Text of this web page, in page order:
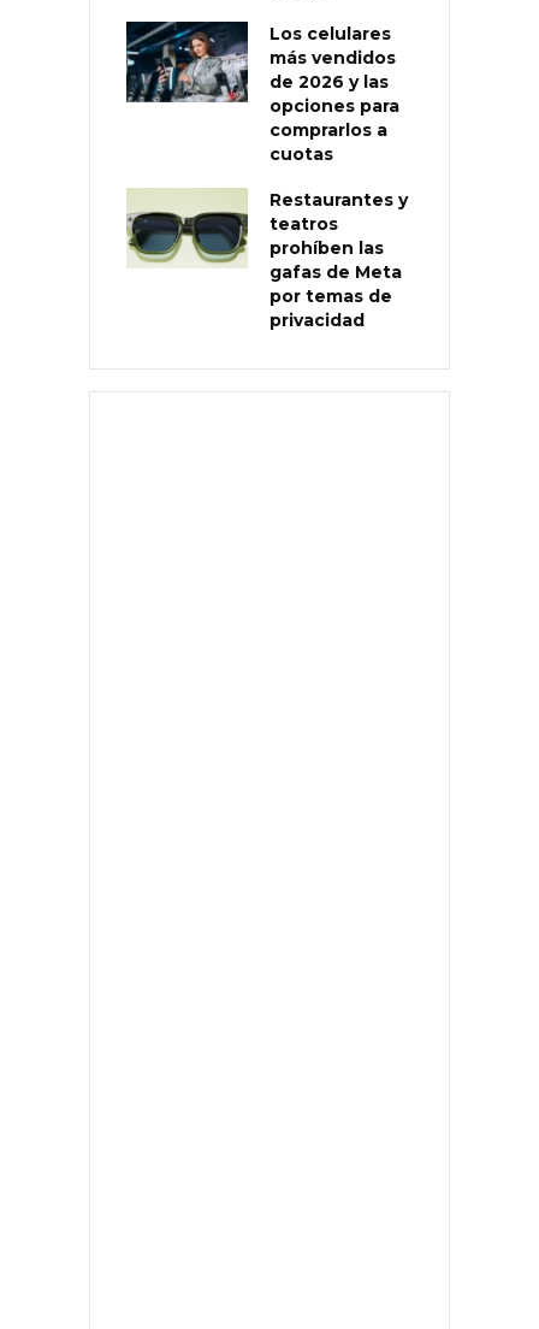
Los celulares
más vendidos
de 2026 y las
opciones para
comprarlos a
cuotas
Restaurantes y
teatros
prohíben las
gafas de Meta
por temas de
privacidad